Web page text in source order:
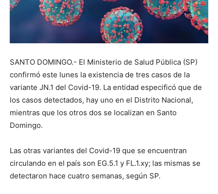
SANTO DOMINGO.- El Ministerio de Salud Pública (SP)
confirmó este lunes la existencia de tres casos de la
variante JN.1 del Covid-19. La entidad especificó que de
los casos detectados, hay uno en el Distrito Nacional,
mientras que los otros dos se localizan en Santo
Domingo.
Las otras variantes del Covid-19 que se encuentran
circulando en el país son EG.5.1 y FL.1.xy; las mismas se
detectaron hace cuatro semanas, según SP.